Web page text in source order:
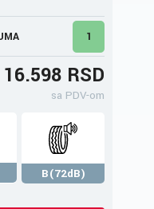
1
16.598 RSD
sa PDV-om
B(72dB)